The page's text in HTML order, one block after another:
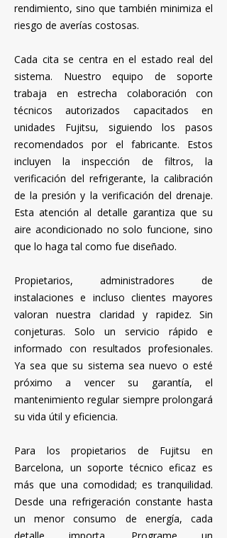
rendimiento, sino que también minimiza el
riesgo de averías costosas.
Cada cita se centra en el estado real del
sistema. Nuestro equipo de soporte
trabaja en estrecha colaboración con
técnicos autorizados capacitados en
unidades Fujitsu, siguiendo los pasos
recomendados por el fabricante. Estos
incluyen la inspección de filtros, la
verificación del refrigerante, la calibración
de la presión y la verificación del drenaje.
Esta atención al detalle garantiza que su
aire acondicionado no solo funcione, sino
que lo haga tal como fue diseñado.
Propietarios, administradores de
instalaciones e incluso clientes mayores
valoran nuestra claridad y rapidez. Sin
conjeturas. Solo un servicio rápido e
informado con resultados profesionales.
Ya sea que su sistema sea nuevo o esté
próximo a vencer su garantía, el
mantenimiento regular siempre prolongará
su vida útil y eficiencia.
Para los propietarios de Fujitsu en
Barcelona, ​​un soporte técnico eficaz es
más que una comodidad; es tranquilidad.
Desde una refrigeración constante hasta
un menor consumo de energía, cada